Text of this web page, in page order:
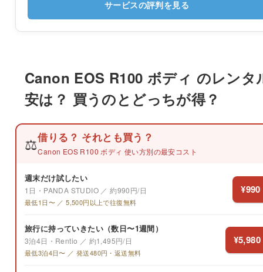
サービスの評判を見る
Canon EOS R100 ボディ のレンタ
安は？ 買うのとどっちが得？
⚖️借りる？ それとも買う？
Canon EOS R100 ボディ 使い方別の最安コスト
週末だけ試したい
1日・PANDA STUDIO ／ 約990円/日
最低1日〜 ／ 5,500円以上で往復無料
¥990
旅行に持っていきたい（数日〜1週間）
3泊4日・Rentio ／ 約1,495円/日
最低3泊4日〜 ／ 発送480円・返送無料
¥5,980